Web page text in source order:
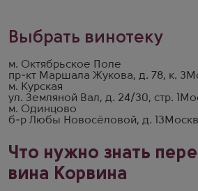
Выбрать винотеку
м. Октябрьское Поле
пр-кт Маршала Жукова, д. 78, к. 3
м. Курская
ул. Земляной Вал, д. 24/30, стр. 1
м. Одинцово
б-р Любы Новосёловой, д. 13
Что нужно знать
вина Корвина